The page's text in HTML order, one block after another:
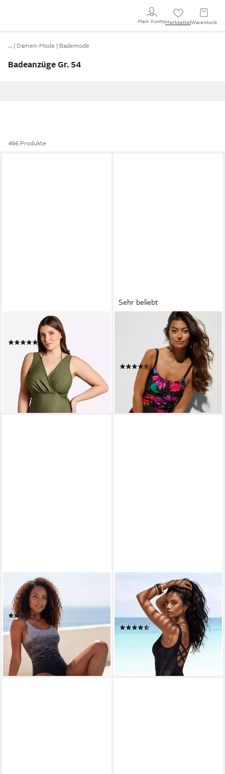
Mein KontoMerkzettel Warenkorb
… Damen-Mode Bademode
Badeanzüge Gr. 54
466 Produkte
Badeanzug Badeanzug
(1)
49,99 € 79,99 €
-38%
lieferbar - in 2-3 Werktagen bei dir
Sehr beliebt
Badekleid mit integriertem
Badeanzug, sportlicher Stil,
mit Elasthan-Anteil
(23)
39,99 €
lieferbar - in 1-2 Werktagen bei dir
LASCANA
Badeanzug mit Batikprint und
Shaping-Effekt
(2650)
ab 74,99 € 84,99 €
-12%
lieferbar - in 1-2 Werktagen bei dir
+1
Badeanzug mit gekreuzten
Bändern im Rücken und
Shaping-Effekt
(310)
84,99 €
lieferbar - in 1-2 Werktagen bei dir